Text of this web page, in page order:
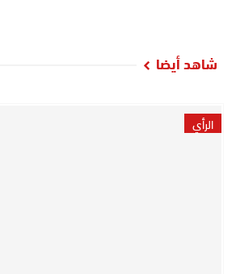
شاهد أيضا
الرأي